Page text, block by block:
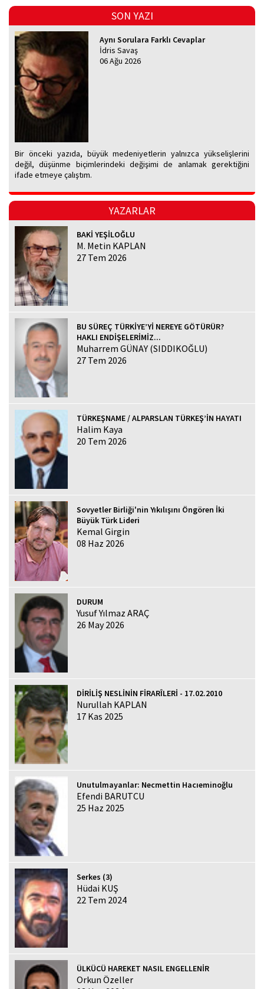
SON YAZI
Aynı Sorulara Farklı Cevaplar
İdris Savaş
06 Ağu 2026
Bir önceki yazıda, büyük medeniyetlerin yalnızca yükselişlerini
değil, düşünme biçimlerindeki değişimi de anlamak gerektiğini
ifade etmeye çalıştım.
YAZARLAR
BAKİ YEŞİLOĞLU
M. Metin KAPLAN
27 Tem 2026
BU SÜREÇ TÜRKİYE’Yİ NEREYE GÖTÜRÜR?
HAKLI ENDİŞELERİMİZ...
Muharrem GÜNAY (SIDDIKOĞLU)
27 Tem 2026
TÜRKEŞNAME / ALPARSLAN TÜRKEŞ’İN HAYATI
Halim Kaya
20 Tem 2026
Sovyetler Birliği'nin Yıkılışını Öngören İki
Büyük Türk Lideri
Kemal Girgin
08 Haz 2026
DURUM
Yusuf Yılmaz ARAÇ
26 May 2026
DİRİLİŞ NESLİNİN FİRARÎLERİ - 17.02.2010
Nurullah KAPLAN
17 Kas 2025
Unutulmayanlar: Necmettin Hacıeminoğlu
Efendi BARUTCU
25 Haz 2025
Serkes (3)
Hüdai KUŞ
22 Tem 2024
ÜLKÜCÜ HAREKET NASIL ENGELLENİR
Orkun Özeller